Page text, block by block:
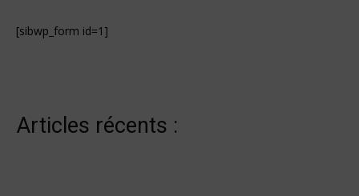
[sibwp_form id=1]
Articles récents :